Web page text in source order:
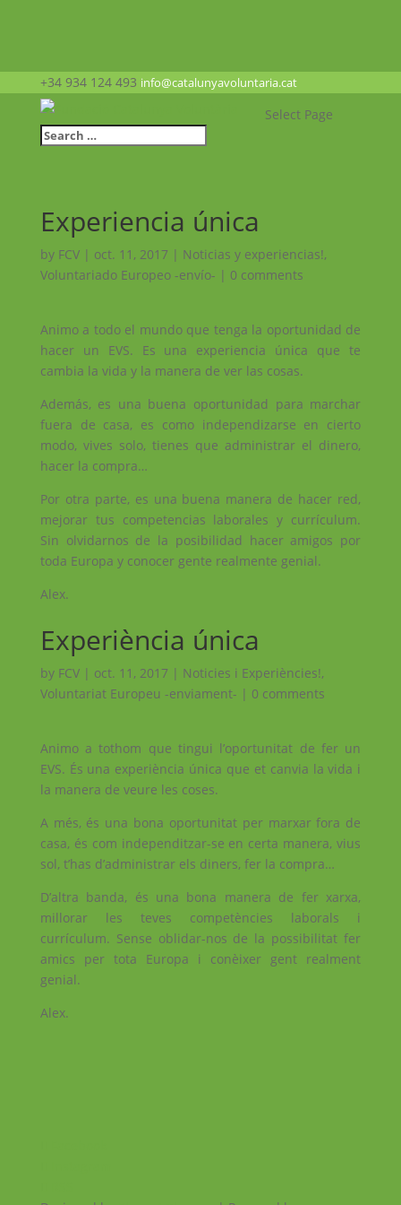
+34 934 124 493 info@catalunyavoluntaria.cat
Select Page
Experiencia única
by FCV| oct. 11, 2017 | Noticias y experiencias!,
Voluntariado Europeo -envío- | 0 comments
Animo a todo el mundo que tenga la oportunidad de
hacer un EVS. Es una experiencia única que te
cambia la vida y la manera de ver las cosas.
Además, es una buena oportunidad para marchar
fuera de casa, es como independizarse en cierto
modo, vives solo, tienes que administrar el dinero,
hacer la compra…
Por otra parte, es una buena manera de hacer red,
mejorar tus competencias laborales y currículum.
Sin olvidarnos de la posibilidad hacer amigos por
toda Europa y conocer gente realmente genial.
Alex.
Experiència única
by FCV| oct. 11, 2017 | Noticies i Experiències!,
Voluntariat Europeu -enviament- | 0 comments
Animo a tothom que tingui l’oportunitat de fer un
EVS. És una experiència única que et canvia la vida i
la manera de veure les coses.
A més, és una bona oportunitat per marxar fora de
casa, és com independitzar-se en certa manera, vius
sol, t’has d’administrar els diners, fer la compra…
D’altra banda, és una bona manera de fer xarxa,
millorar les teves competències laborals i
currículum. Sense oblidar-nos de la possibilitat fer
amics per tota Europa i conèixer gent realment
genial.
Alex.